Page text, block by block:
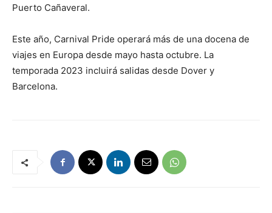
Puerto Cañaveral.
Este año, Carnival Pride operará más de una docena de
viajes en Europa desde mayo hasta octubre. La
temporada 2023 incluirá salidas desde Dover y
Barcelona.